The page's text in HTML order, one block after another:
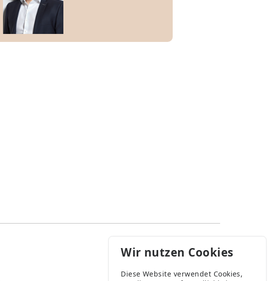
Wir nutzen Cookies
Diese Website verwendet Cookies,